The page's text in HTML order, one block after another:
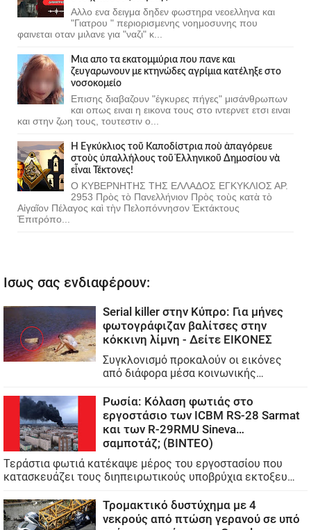
Αλλο ενα δειγμα δηδεν φωστηρα νεοελληνα και
"Γιατρου " περιορισμενης νοημοσυνης που
φαινεται οταν μιλανε για "ναζι" κ...
Μια απο τα εκατομμύρια που πανε και
ζευγαρωνουν με κτηνώδες αγρίμια κατέληξε στο
νοσοκομείο
Επισης διαβαζουν "έγκυρες πήγες" μισάνθρωπων
και οπως ειναι η εικονα τους στο ιντερνετ ετσι ειναι
και στην ζωη τους, τουτεστιν ο...
Ἡ Ἐγκύκλιος τοῦ Καποδίστρια ποὺ ἀπαγόρευε
στοὺς ὑπαλλήλους τοῦ Ἑλληνικοῦ Δημοσίου νὰ
εἶναι Τέκτονες!
Ο ΚΥΒΕΡΝΗΤΗΣ ΤΗΣ ΕΛΛΑΔΟΣ ΕΓΚΥΚΛΙΟΣ ΑΡ.
2953 Πρὸς τὸ Πανελλήνιον Πρὸς τοὺς κατὰ τὸ
Αἰγαῖον Πέλαγος καὶ τὴν Πελοπόννησον Ἐκτάκτους
Ἐπιτρόπο...